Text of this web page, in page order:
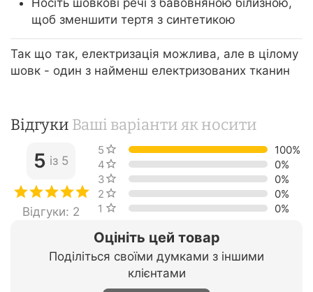
щоб зменшити тертя з синтетикою
Так що так, електризація можлива, але в цілому
шовк - один з найменш електризованих тканин
Відгуки Ваші варіанти як носити
Оцініть цей товар
Поділіться своїми думками з іншими
клієнтами
5 із 5
Відгуки: 2
5 зірок
100%
4 зірки
0%
3 зірки
0%
2 зірки
0%
1 зірка
0%